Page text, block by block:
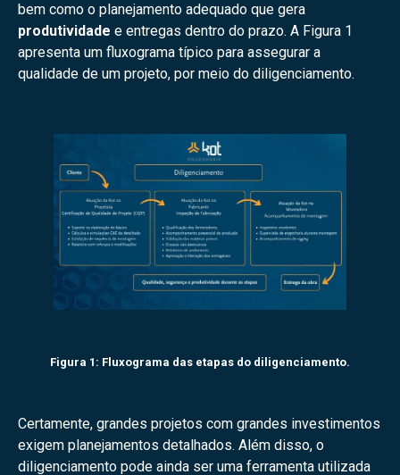
bem como o planejamento adequado que gera
produtividade e entregas dentro do prazo. A Figura 1
apresenta um fluxograma típico para assegurar a
qualidade de um projeto, por meio do diligenciamento.
Figura 1: Fluxograma das etapas do diligenciamento.
Certamente, grandes projetos com grandes investimentos
exigem planejamentos detalhados. Além disso, o
diligenciamento pode ainda ser uma ferramenta utilizada